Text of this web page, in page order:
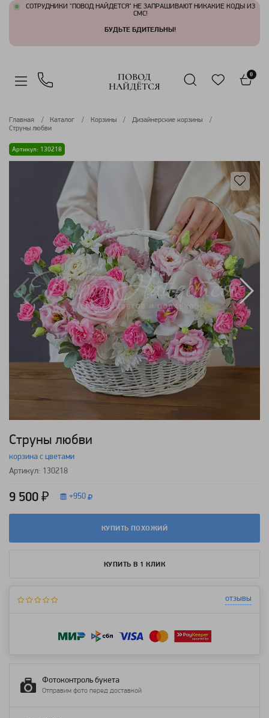
СОТРУДНИКИ "ПОВОД НАЙДЕТСЯ" НЕ ЗАПРАШИВАЮТ НИКАКИЕ КОДЫ ИЗ
СМС!
БУДЬТЕ БДИТЕЛЬНЫ!
ПОВОД
НАЙДЁТСЯ
0
Главная Каталог Корзины
Дизайнерские корзины
Струны любви
Артикул: 130218
Струны любви
корзина с цветами
Артикул: 130218
9 500 ₽ +950
КУПИТЬ ПОХОЖИЙ
КУПИТЬ В 1 КЛИК
отзывы
Фотоконтроль букета
Отправим фото перед доставкой